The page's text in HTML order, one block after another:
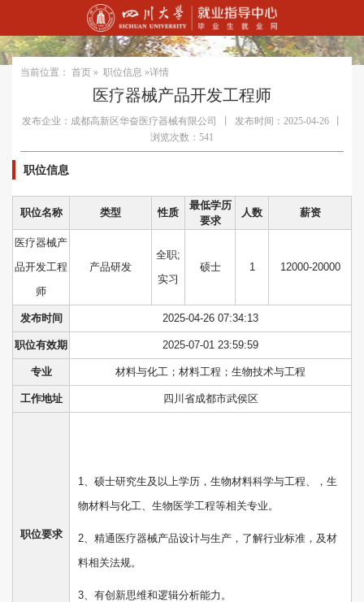
当前位置： 首页 » 职位信息 »详情
医疗器械产品开发工程师
发布企业：成都高新区华奋医疗器械有限公司 发布时间：2025-04-26
浏览次数：541
职位信息
职位名称 类型 性质
最低学历
要求
人数 薪资
医疗器械产
品开发工程
师
产品研发
全职;
实习
硕士 1 12000-20000
发布时间 2025-04-26 07:34:13
职位有效期 2025-07-01 23:59:59
专业 材料与化工；材料工程；生物技术与工程
工作地址 四川省成都市武侯区
职位要求
1、硕士研究生及以上学历，生物材料科学与工程、，生
物材料与化工、生物医学工程等相关专业。
2、精通医疗器械产品设计与生产，了解行业标准，及材
料相关法规。
3、有创新思维和逻辑分析能力。